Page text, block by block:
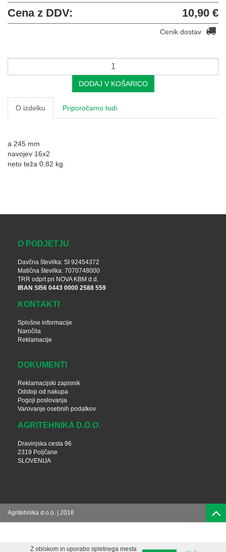
Cena z DDV: 10,90 €
Cenik dostav
DODAJ V KOŠARICO
O izdelku Priporočamo tudi
a 245 mm
navojev 16x2
neto teža 0,82 kg
O PODJETJU
Davčna številka: SI 92454372
Matična številka: 7070748000
TRR odprt pri NOVA KBM d.d.
IBAN SI56 0443 0000 2588 559
KONTAKTI
Splošne informacije
Naročila
Reklamacije
DOKUMENTI
Reklamacijski zapisnik
Odstop od nakupa
Pogoji poslovanja
Varovanje osebnih podatkov
AGRITEHNIKA D.O.O.
Dravinjska cesta 96
2319 Poljčane
SLOVENIJA
Agritehnika d.o.o. | 2016
Z obiskom in uporabo spletnega mesta